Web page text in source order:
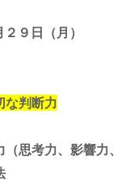
９日（月）
な判断力
考力、影響力、